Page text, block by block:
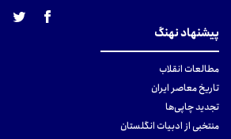
پیشنهاد نهنگ
مطالعات انقلاب
تاریخ معاصر ایران
تجدید چاپی‌ها
منتخبی از ادبیات انگلستان